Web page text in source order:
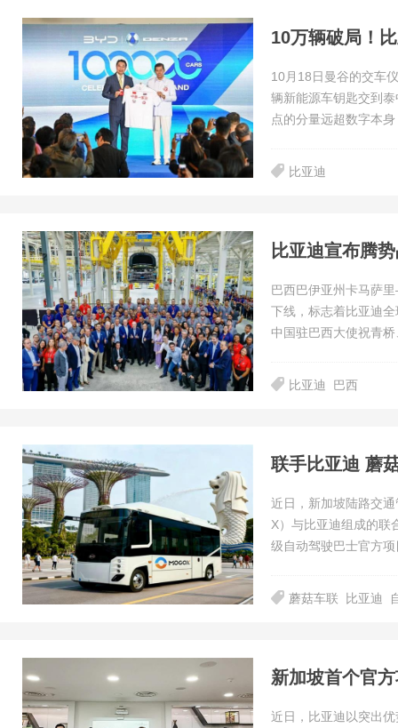
10万辆破局！
10月18日曼谷的交车
辆新能源车钥匙交到
点的分量远超数字本
比亚迪
比亚迪宣布腾
巴西巴伊亚州卡马萨
下线，标志着比亚迪
中国驻巴西大使祝青
比亚迪 巴西
联手比亚迪 蘑
近日，新加坡陆路交
X）与比亚迪组成的联
级自动驾驶巴士官方项
蘑菇车联 比亚迪
新加坡首个官
近日，比亚迪以突出